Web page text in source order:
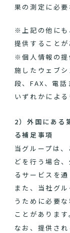
果の測定に必要
※上記の他にも
提供することが
※個人情報の提
施したウェブ
段、FAX、電
いずれかによる
2）外国にある
る補足事項
当グループは
どを行う場合
るサービスを
また、当社グ
うために必要
ことがあります
なお、提供さ